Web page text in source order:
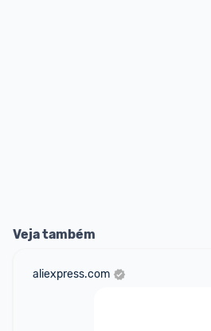
Veja também
aliexpress.com